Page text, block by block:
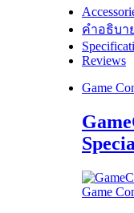
คำอธิบา
Reviews
Game
Game